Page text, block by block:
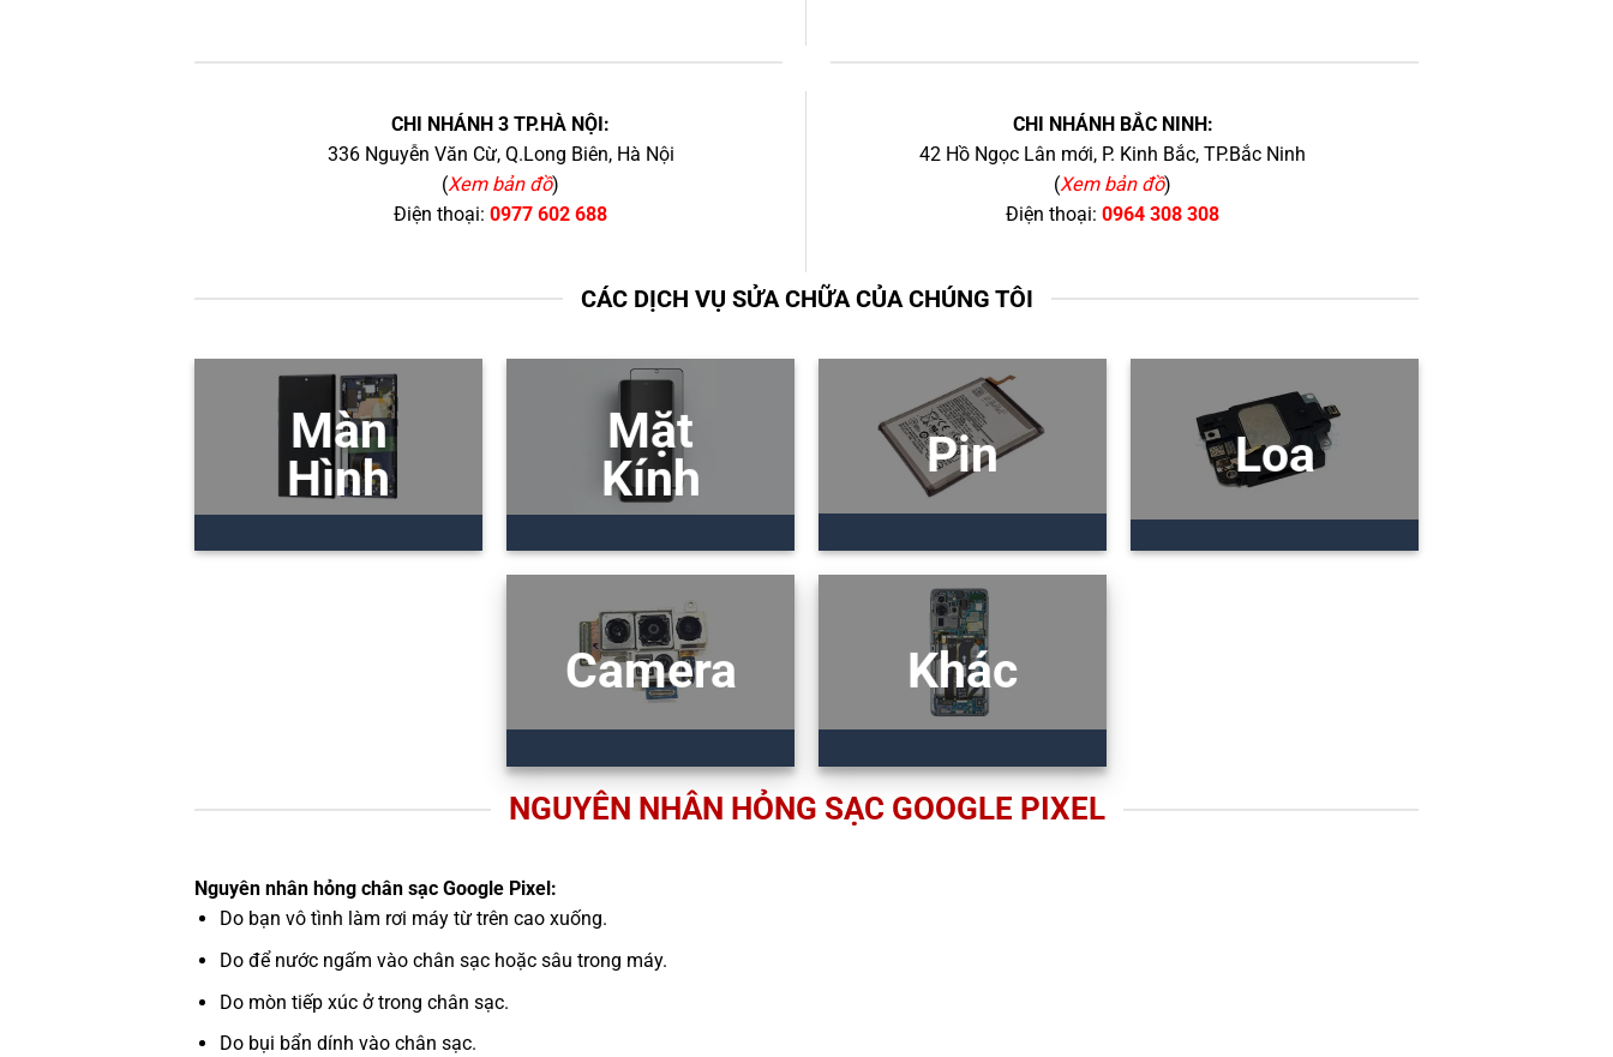
CHI NHÁNH 3 TP.HÀ NỘI:
336 Nguyễn Văn Cừ, Q.Long Biên, Hà Nội
(Xem bản đồ)
Điện thoại: 0977 602 688
CHI NHÁNH BẮC NINH:
42 Hồ Ngọc Lân mới, P. Kinh Bắc, TP.Bắc Ninh
(Xem bản đồ)
Điện thoại: 0964 308 308
CÁC DỊCH VỤ SỬA CHỮA CỦA CHÚNG TÔI
Màn
Hình
Mặt
Kính
Pin Loa
Camera Khác
NGUYÊN NHÂN HỎNG SẠC GOOGLE PIXEL
Nguyên nhân hỏng chân sạc Google Pixel:
Do bạn vô tình làm rơi máy từ trên cao xuống.
Do để nước ngấm vào chân sạc hoặc sâu trong máy.
Do mòn tiếp xúc ở trong chân sạc.
Do bụi bẩn dính vào chân sạc.